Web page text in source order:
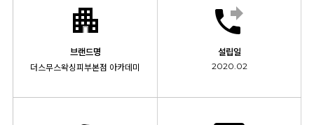
브랜드명
더스무스왁싱피부본점 아카데미
설립일
2020.02